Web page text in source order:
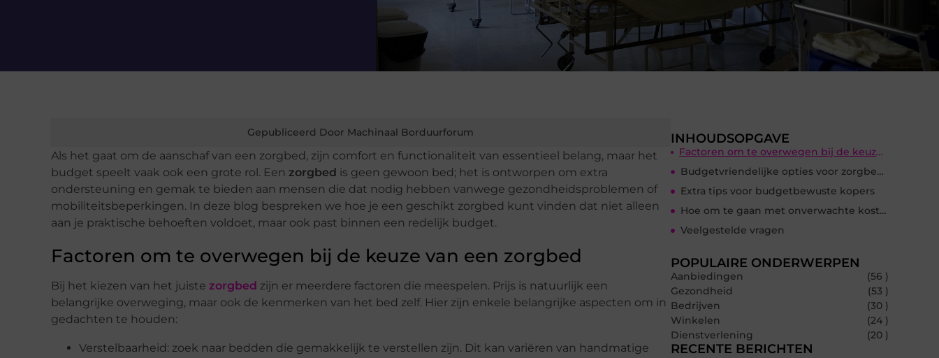
Gepubliceerd Door Machinaal Borduurforum
Als het gaat om de aanschaf van een zorgbed, zijn comfort en functionaliteit van essentieel belang, maar het
budget speelt vaak ook een grote rol. Een zorgbed is geen gewoon bed; het is ontworpen om extra
ondersteuning en gemak te bieden aan mensen die dat nodig hebben vanwege gezondheidsproblemen of
mobiliteitsbeperkingen. In deze blog bespreken we hoe je een geschikt zorgbed kunt vinden dat niet alleen
aan je praktische behoeften voldoet, maar ook past binnen een redelijk budget.
Factoren om te overwegen bij de keuze van een zorgbed
Bij het kiezen van het juiste zorgbed zijn er meerdere factoren die meespelen. Prijs is natuurlijk een
belangrijke overweging, maar ook de kenmerken van het bed zelf. Hier zijn enkele belangrijke aspecten om in
gedachten te houden:
Verstelbaarheid: zoek naar bedden die gemakkelijk te verstellen zijn. Dit kan variëren van handmatige
INHOUDSOPGAVE
Factoren om te overwegen bij de keuze van een zorgbed
Budgetvriendelijke opties voor zorgbedden
Extra tips voor budgetbewuste kopers
Hoe om te gaan met onverwachte kosten
Veelgestelde vragen
POPULAIRE ONDERWERPEN
Aanbiedingen
(56 )
Gezondheid
(53 )
Bedrijven
(30 )
Winkelen
(24 )
Dienstverlening
(20 )
RECENTE BERICHTEN